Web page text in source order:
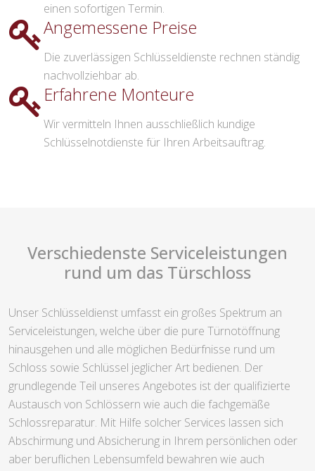
einen sofortigen Termin.
Angemessene Preise
Die zuverlässigen Schlüsseldienste rechnen ständig
nachvollziehbar ab.
Erfahrene Monteure
Wir vermitteln Ihnen ausschließlich kundige
Schlüsselnotdienste für Ihren Arbeitsauftrag.
Verschiedenste Serviceleistungen
rund um das Türschloss
Unser Schlüsseldienst umfasst ein großes Spektrum an
Serviceleistungen, welche über die pure Türnotöffnung
hinausgehen und alle möglichen Bedürfnisse rund um
Schloss sowie Schlüssel jeglicher Art bedienen. Der
grundlegende Teil unseres Angebotes ist der qualifizierte
Austausch von Schlössern wie auch die fachgemäße
Schlossreparatur. Mit Hilfe solcher Services lassen sich
Abschirmung und Absicherung in Ihrem persönlichen oder
aber beruflichen Lebensumfeld bewahren wie auch